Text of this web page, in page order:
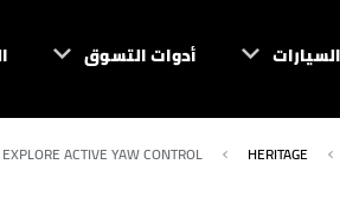
السيارات أدوات التسوق
HERITAGE
EXPLORE ACTIVE YAW CONTROL